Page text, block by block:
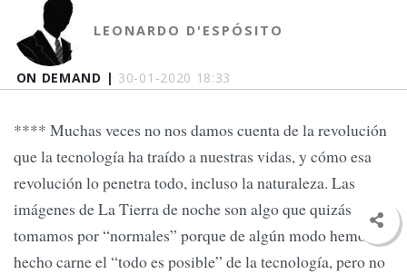
ON DEMAND | 30-01-2020 18:33
LEONARDO D'ESPÓSITO
**** Muchas veces no nos damos cuenta de la revolución
que la tecnología ha traído a nuestras vidas, y cómo esa
revolución lo penetra todo, incluso la naturaleza. Las
imágenes de La Tierra de noche son algo que quizás
tomamos por “normales” porque de algún modo hemos
hecho carne el “todo es posible” de la tecnología, pero no